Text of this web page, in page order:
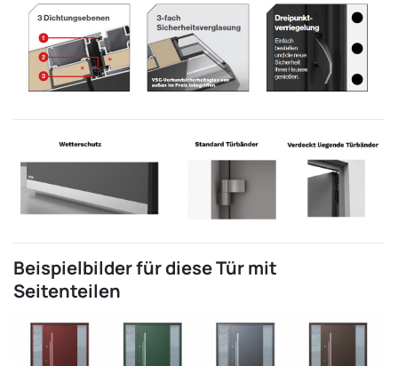
Beispielbilder für diese Tür mit
Seitenteilen